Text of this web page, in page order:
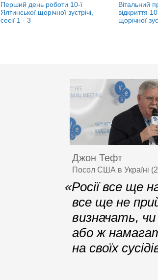
Перший день роботи 10-ї
Ялтинської щорічної зустрічі,
сесії 1 - 3
Вітальний
відкриття
щорічної
Джон Тефт
Посол США в Україні
«Росії все ще
все ще не
визначать,
або ж
на своїх